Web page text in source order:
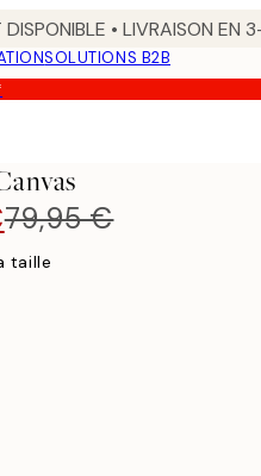
• LIVRAISON EN
SOLUTIONS B2B
79,95 €
taille